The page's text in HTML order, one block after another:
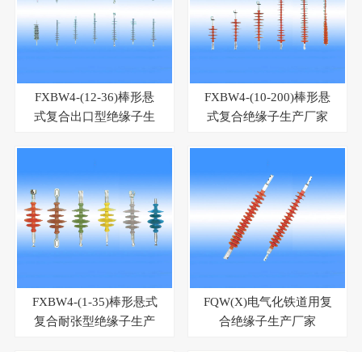
FXBW4-(12-36)棒形悬
式复合出口型绝缘子生
FXBW4-(10-200)棒形悬
式复合绝缘子生产厂家
FXBW4-(1-35)棒形悬式
复合耐张型绝缘子生产
FQW(X)电气化铁道用复
合绝缘子生产厂家